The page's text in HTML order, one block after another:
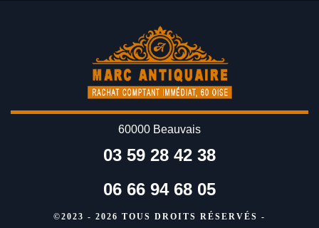
60000 Beauvais
03 59 28 42 38
06 66 94 68 05
©2023 - 2026 TOUS DROITS RÉSERVÉS -